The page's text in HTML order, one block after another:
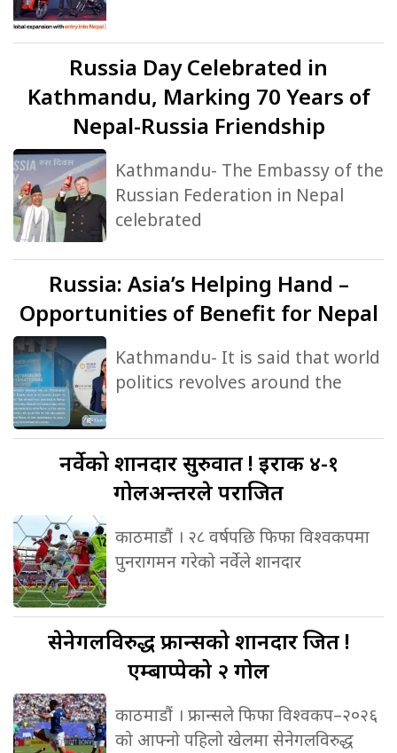
Russia Day Celebrated in
Kathmandu, Marking 70 Years of
Nepal-Russia Friendship
Kathmandu- The Embassy of the
Russian Federation in Nepal
celebrated
Russia: Asia’s Helping Hand –
Opportunities of Benefit for Nepal
Kathmandu- It is said that world
politics revolves around the
नर्वेकोशानदार सुरुवात ! इराक ४-१
गोलअन्तरले पराजित
काठमाडौं । २८ वर्षपछि फिफा विश्वकपमा
पुनरागमन गरेको नर्वेले शानदार
सेनेगलविरुद्धफ्रान्सको शानदार जित !
एम्बाप्पेको २ गोल
काठमाडौं । फ्रान्सले फिफा विश्वकप–२०२६
को आफ्नो पहिलो खेलमा सेनेगलविरुद्ध